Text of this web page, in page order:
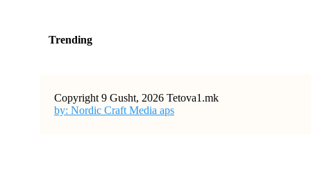
Trending
Copyright 9 Gusht, 2026 Tetova1.mk
by: Nordic Craft Media aps